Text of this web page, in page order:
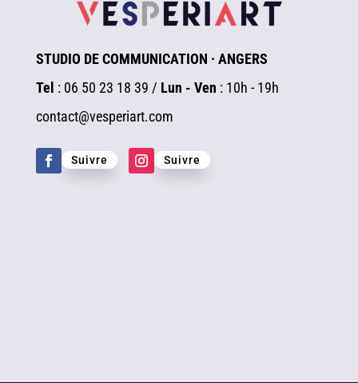
STUDIO DE COMMUNICATION · ANGERS
Tel : 06 50 23 18 39 / Lun - Ven : 10h - 19h
contact@vesperiart.com
Suivre Suivre